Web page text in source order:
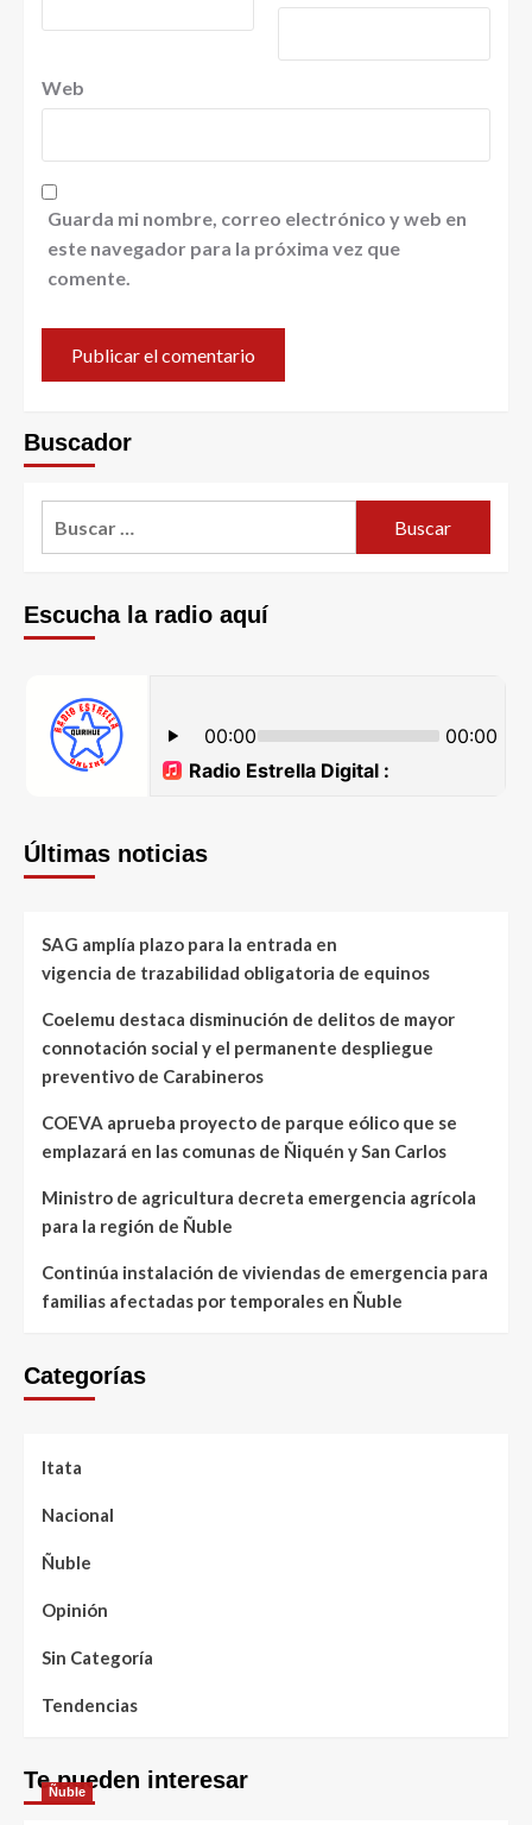
Web
Guarda mi nombre, correo electrónico y web en
este navegador para la próxima vez que
comente.
Buscador
Escucha la radio aquí
Últimas noticias
SAG amplía plazo para la entrada en
vigencia de trazabilidad obligatoria de equinos
Coelemu destaca disminución de delitos de mayor
connotación social y el permanente despliegue
preventivo de Carabineros
COEVA aprueba proyecto de parque eólico que se
emplazará en las comunas de Ñiquén y San Carlos
Ministro de agricultura decreta emergencia agrícola
para la región de Ñuble
Continúa instalación de viviendas de emergencia para
familias afectadas por temporales en Ñuble
Categorías
Itata
Nacional
Ñuble
Opinión
Sin Categoría
Tendencias
Te pueden interesar
Ñuble